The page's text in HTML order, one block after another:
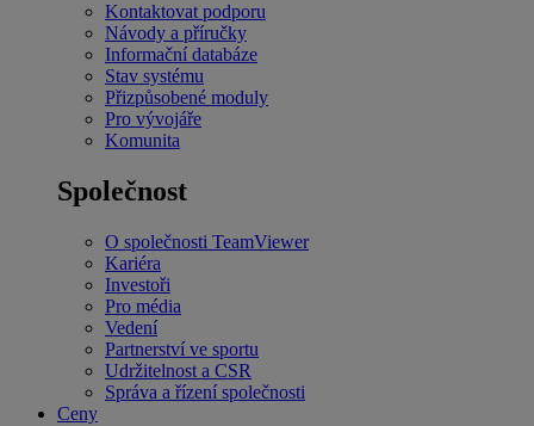
Kontaktovat podporu
Návody a příručky
Informační databáze
Stav systému
Přizpůsobené moduly
Pro vývojáře
Komunita
Společnost
O společnosti TeamViewer
Kariéra
Investoři
Pro média
Vedení
Partnerství ve sportu
Udržitelnost a CSR
Správa a řízení společnosti
Ceny